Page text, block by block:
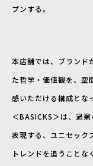
プンする。
本店舗では、ブランド
た哲学・価値観を、空
感いただける構成とな
＜BASICKS＞は、過
表現する、ユニセック
トレンドを追うこと